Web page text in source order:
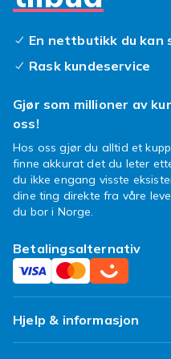
En nettbutikk du kan
Rask kundeservice
Gjør som millioner av
oss!
Hos oss gjør du alltid et
finne akkurat det du leter
du ikke engang visste
dine ting direkte fra våre
du bor i Norge.
Betalingsalternativ
Hjelp & informasjon